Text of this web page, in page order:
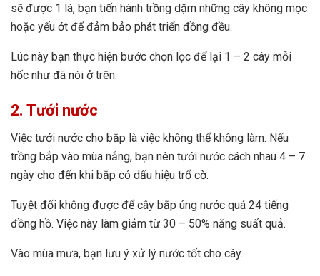
sẽ được 1 lá, bạn tiến hành trồng dặm những cây không mọc
hoặc yếu ớt để đảm bảo phát triển đồng đều.
Lúc này bạn thực hiện bước chọn lọc để lại 1 – 2 cây mỗi
hốc như đã nói ở trên.
2. Tưới nước
Việc tưới nước cho bắp là việc không thể không làm. Nếu
trồng bắp vào mùa nắng, bạn nên tưới nước cách nhau 4 – 7
ngày cho đến khi bắp có dấu hiệu trổ cờ.
Tuyệt đối không được để cây bắp úng nước quá 24 tiếng
đồng hồ. Việc này làm giảm từ 30 – 50% năng suất quả.
Vào mùa mưa, bạn lưu ý xử lý nước tốt cho cây.